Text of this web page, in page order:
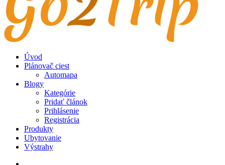
Úvod
Plánovač ciest
Automapa
Blogy
Kategórie
Pridať článok
Prihlásenie
Registrácia
Produkty
Ubytovanie
Výstrahy